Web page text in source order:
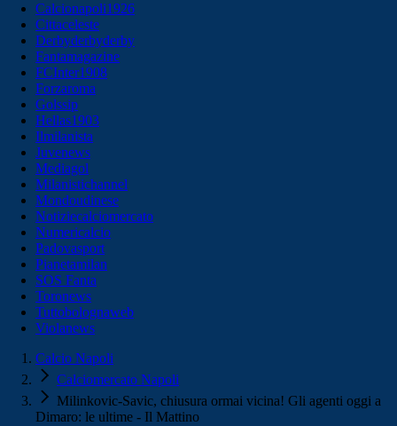
Calcionapoli1926
Cittaceleste
Derbyderbyderby
Fantamagazine
FCInter1908
Forzaroma
Golssip
Hellas1903
Ilmilanista
Juvenews
Mediagol
Milanistichannel
Mondoudinese
Notiziecalciomercato
Numericalcio
Padovasport
Pianetamilan
SOS Fanta
Toronews
Tuttobolognaweb
Violanews
Calcio Napoli
Calciomercato Napoli
Milinkovic-Savic, chiusura ormai vicina! Gli agenti oggi a
Dimaro: le ultime - Il Mattino